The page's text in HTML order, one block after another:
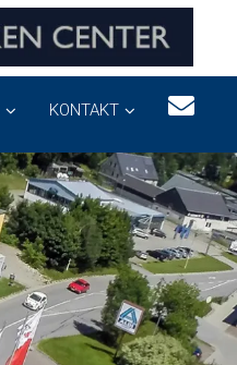
KONTAKT